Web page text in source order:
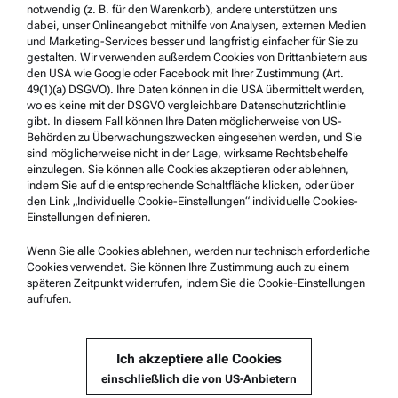
Service & Support
Anton Paar Certified Service
Sicherheitsbestätigung
Anton Paar Technical Centers
Kontaktieren Sie uns
Unternehmensinformation
Neuigkeiten
Presse
© 2026 Anton Paar GmbH
notwendig (z. B. für den Warenkorb), andere unterstützen uns
dabei, unser Onlineangebot mithilfe von Analysen, externen Medien
und Marketing-Services besser und langfristig einfacher für Sie zu
gestalten. Wir verwenden außerdem Cookies von Drittanbietern aus
den USA wie Google oder Facebook mit Ihrer Zustimmung (Art.
49(1)(a) DSGVO). Ihre Daten können in die USA übermittelt werden,
wo es keine mit der DSGVO vergleichbare Datenschutzrichtlinie
gibt. In diesem Fall können Ihre Daten möglicherweise von US-
Behörden zu Überwachungszwecken eingesehen werden, und Sie
sind möglicherweise nicht in der Lage, wirksame Rechtsbehelfe
einzulegen. Sie können alle Cookies akzeptieren oder ablehnen,
indem Sie auf die entsprechende Schaltfläche klicken, oder über
den Link „Individuelle Cookie-Einstellungen“ individuelle Cookies-
Einstellungen definieren.
Wenn Sie alle Cookies ablehnen, werden nur technisch erforderliche
Cookies verwendet. Sie können Ihre Zustimmung auch zu einem
späteren Zeitpunkt widerrufen, indem Sie die Cookie-Einstellungen
aufrufen.
Ich akzeptiere alle Cookies
einschließlich die von US-Anbietern